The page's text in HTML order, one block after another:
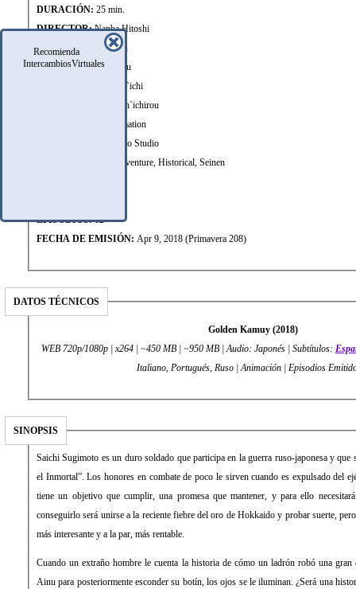
Recomienda
IntercambiosVirtuales
DURACIÓN: 25 min.
DIRECTOR: Nanba Hitoshi
REPARTO:
Animation
GUIÓN: Takagi Noboru
Oonuki Ken`ichi
Suehiro Ken`ichirou
Animation
Geno Studio
Action, Adventure, Historical, Seinen
EPISODIOS:12
FECHA DE EMISIÓN:
Apr 9, 2018 (Primavera 208)
DATOS TÉCNICOS
Golden Kamuy (2018)
WEB 720p/1080p | x264 | ~450 MB | ~950 MB | Audio: Japonés | Subtítulos:
Italiano, Portugués, Ruso | Animación | Episodios
SINOPSIS
Saichi Sugimoto es un duro soldado que participa en la guerra ruso-japonesa y que
el Inmortal”. Los honores en combate de poco le sirven cuando es expulsado del
tiene un objetivo que cumplir, una promesa que mantener, y para ello
conseguirlo será unirse a la reciente fiebre del oro de Hokkaido y probar suerte,
más interesante y a la par, más rentable.
Cuando un extraño hombre le cuenta la historia de cómo un ladrón robó una
Ainu para posteriormente esconder su botín, los ojos se le iluminan. ¿Será una